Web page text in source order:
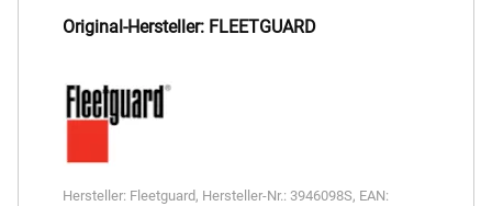
Original-Hersteller: FLEETGUARD
Hersteller: Fleetguard , Hersteller-Nr.: 3946098S, EAN: